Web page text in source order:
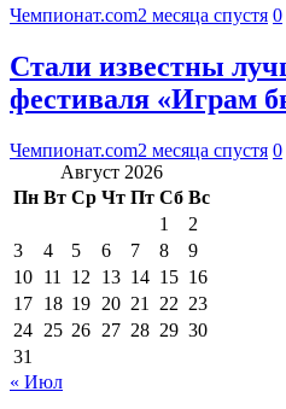
Чемпионат.com2 месяца спустя 0
Стали известны
фестиваля «Играм
Чемпионат.com2 месяца спустя 0
Август 2026
Пн Вт Ср Чт Пт Сб Вс
1
2
3
4 5 6 7 8
9
10 11 12 13 14 15 16
17 18 19 20 21 22 23
24 25 26 27 28 29 30
31
« Июл